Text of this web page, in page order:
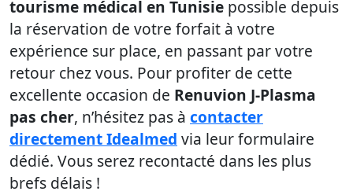
tourisme médical en Tunisie possible depuis
la réservation de votre forfait à votre
expérience sur place, en passant par votre
retour chez vous. Pour profiter de cette
excellente occasion de Renuvion J-Plasma
pas cher, n’hésitez pas à contacter
directementIdealmed via leur formulaire
dédié. Vous serez recontacté dans les plus
brefs délais !